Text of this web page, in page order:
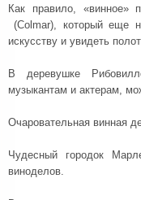
Как правило, «винное»
(Colmar), который еще
искусству и увидеть
В деревушке
музыкантам и актерам,
Очаровательная винная
Чудесный городок
виноделов.